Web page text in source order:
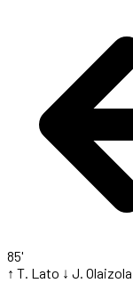
85'
↑ T. Lato ↓ J. Olaizola